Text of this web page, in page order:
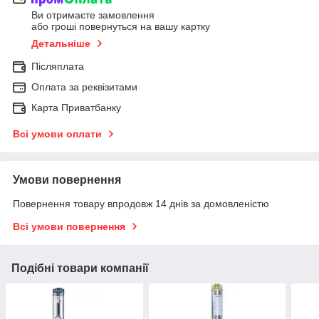
Ви отримаєте замовлення
або гроші повернуться на вашу картку
Детальніше
Післяплата
Оплата за реквізитами
Карта Приватбанку
Всі умови оплати
Умови повернення
Повернення товару впродовж 14 днів за домовленістю
Всі умови повернення
Подібні товари компанії